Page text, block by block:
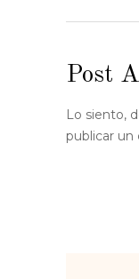
Post
Lo siento,
publicar un